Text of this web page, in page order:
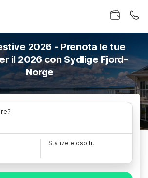
2026 - Prenota le tue
il 2026 con Sydlige Fjord-
Norge
Stanze e ospiti,